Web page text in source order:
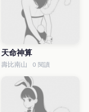
天命神算
壽比南山 0 閱讀